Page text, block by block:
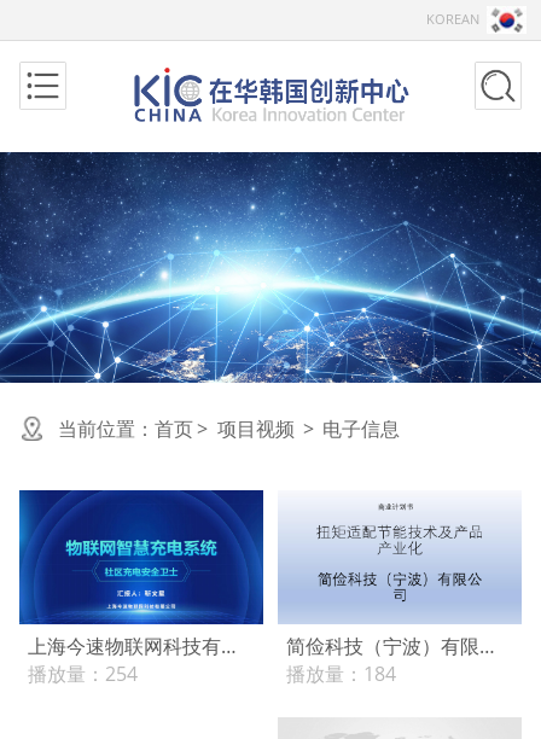
KOREAN
当前位置： 首页> 项目视频 > 电子信息
上海今速物联网科技有限公司
播放量： 254
简俭科技（宁波）有限公司
播放量： 184